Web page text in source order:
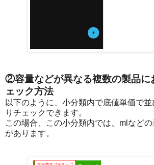
②容量などが異なる複数の製品に
ェック方法
以下のように、小分類内で底値単価で
りチェックできます。
この場合、この小分類内では、mlなど
があります。